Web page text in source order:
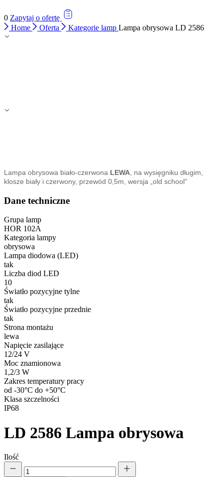
0 Zapytaj o ofertę
Home
Oferta Kategorie lamp Lampa obrysowa LD 2586
Lampa obrysowa biało-czerwona LEWA , na wysięgniku długim,
klosze biały i czerwony, przewód 0,5m, wersja „old school”
Dane techniczne
Grupa lamp
HOR 102A
Kategoria lampy
obrysowa
Lampa diodowa (LED)
tak
Liczba diod LED
10
Światło pozycyjne tylne
tak
Światło pozycyjne przednie
tak
Strona montażu
lewa
Napięcie zasilające
12/24 V
Moc znamionowa
1,2/3 W
Zakres temperatury pracy
od -30°C do +50°C
Klasa szczelności
IP68
LD 2586 Lampa obrysowa
Ilość